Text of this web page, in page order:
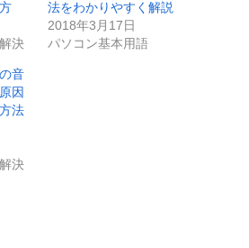
決
法をわかりやすく解説
2018年3月17日
パソコン基本用語
音
因
法
決